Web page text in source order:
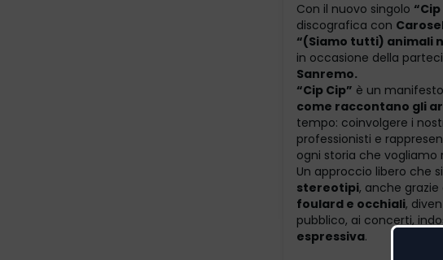
Con il nuovo singolo
discografica con
“(Siamo tutti) animali
in occasione della
Sanremo.
“Cip Cip” è un
come raccontano gli
tempo: coinvolgere i
professionisti e
ogni storia che vogliamo
Un approccio libero che
stereotipi, anche
foulard e occhiali,
pubblico, ai concerti,
espressiva.